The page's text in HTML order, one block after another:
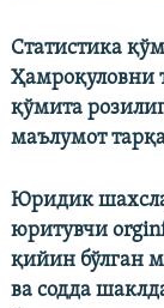
Статистика
Ҳамроқуловни
қўмита
маълумот
Юридик
юритувчи
қийин бўлган
ва содда